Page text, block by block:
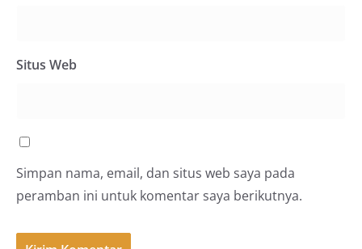
Situs Web
Simpan nama, email, dan situs web saya pada
peramban ini untuk komentar saya berikutnya.